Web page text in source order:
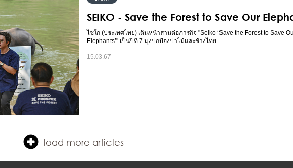
SEIKO - Save the Forest to Save Our
ไซโก (ประเทศไทย) เดินหน้าสานต่อภารกิจ "Seiko ‘Save the Forest to Save
Elephants’" เป็นปีที่ 7 มุ่งปกป้องป่าไม้และช้างไทย
15.03.67
load more articles